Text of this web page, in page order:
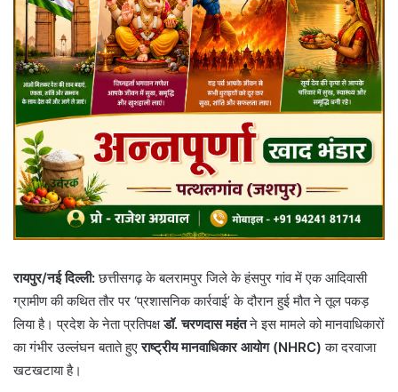
रायपुर/नई दिल्ली:छत्तीसगढ़ के बलरामपुर जिले के हंसपुर गांव में एक आदिवासी
ग्रामीण की कथित तौर पर ‘प्रशासनिक कार्रवाई’ के दौरान हुई मौत ने तूल पकड़
लिया है। प्रदेश के नेता प्रतिपक्षडॉ. चरणदास महंतने इस मामले को मानवाधिकारों
का गंभीर उल्लंघन बताते हुएराष्ट्रीय मानवाधिकार आयोग (NHRC) का दरवाजा
खटखटाया है।